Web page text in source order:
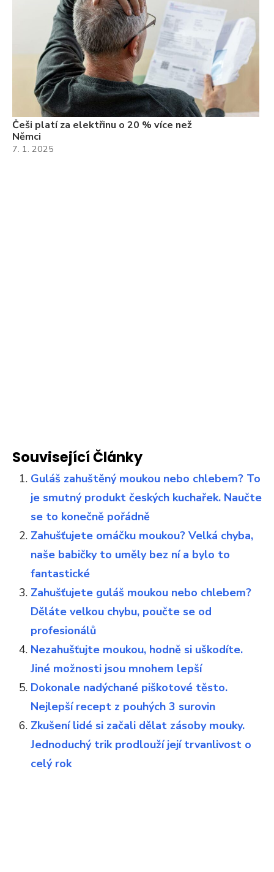
Češi platí za elektřinu o 20 % více než
Němci
7. 1. 2025
Související Články
Guláš zahuštěný moukou nebo chlebem? To
je smutný produkt českých kuchařek. Naučte
se to konečně pořádně
Zahušťujete omáčku moukou? Velká chyba,
naše babičky to uměly bez ní a bylo to
fantastické
Zahušťujete guláš moukou nebo chlebem?
Děláte velkou chybu, poučte se od
profesionálů
Nezahušťujte moukou, hodně si uškodíte.
Jiné možnosti jsou mnohem lepší
Dokonale nadýchané piškotové těsto.
Nejlepší recept z pouhých 3 surovin
Zkušení lidé si začali dělat zásoby mouky.
Jednoduchý trik prodlouží její trvanlivost o
celý rok